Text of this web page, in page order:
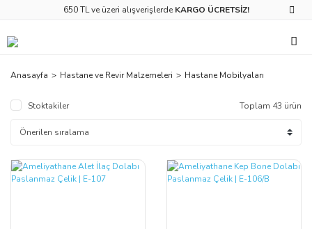
650 TL ve üzeri alışverişlerde KARGO ÜCRETSİZ!
Anasayfa Hastane ve Revir Malzemeleri Hastane Mobilyaları
Stoktakiler Toplam 43 ürün